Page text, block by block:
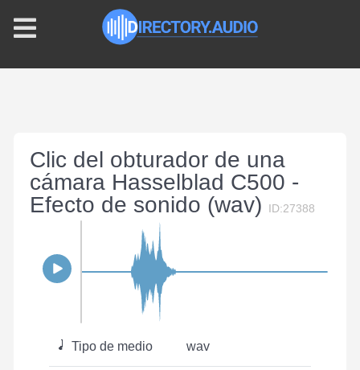
Clic del obturador de una
cámara Hasselblad C500 -
Efecto de sonido (wav)
ID:27388
Tipo de medio wav